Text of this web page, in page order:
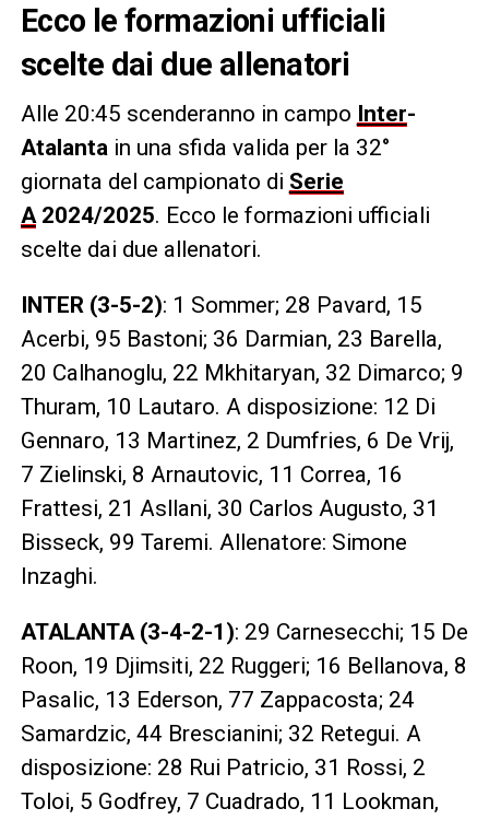
Ecco le formazioni ufficiali
scelte dai due allenatori
Alle 20:45 scenderanno in campo Inter-
Atalanta in una sfida valida per la 32°
giornata del campionato di Serie
A2024/2025. Ecco le formazioni ufficiali
scelte dai due allenatori.
INTER (3-5-2): 1 Sommer; 28 Pavard, 15
Acerbi, 95 Bastoni; 36 Darmian, 23 Barella,
20 Calhanoglu, 22 Mkhitaryan, 32 Dimarco; 9
Thuram, 10 Lautaro. A disposizione: 12 Di
Gennaro, 13 Martinez, 2 Dumfries, 6 De Vrij,
7 Zielinski, 8 Arnautovic, 11 Correa, 16
Frattesi, 21 Asllani, 30 Carlos Augusto, 31
Bisseck, 99 Taremi. Allenatore: Simone
Inzaghi.
ATALANTA (3-4-2-1): 29 Carnesecchi; 15 De
Roon, 19 Djimsiti, 22 Ruggeri; 16 Bellanova, 8
Pasalic, 13 Ederson, 77 Zappacosta; 24
Samardzic, 44 Brescianini; 32 Retegui. A
disposizione: 28 Rui Patricio, 31 Rossi, 2
Toloi, 5 Godfrey, 7 Cuadrado, 11 Lookman,